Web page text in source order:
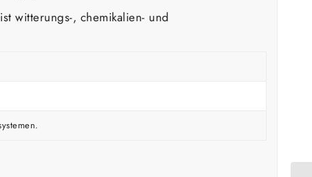
witterungs-, chemikalien- und